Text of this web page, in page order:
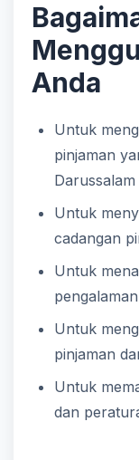
Anda
Untuk
pinjaman
Darussalam
Untuk
cadangan
Untuk
Untuk
pinjaman
Untuk
dan